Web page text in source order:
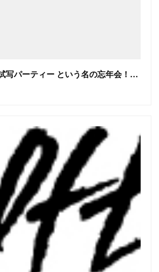
Dvd完成記念試写パーティー という名の忘年会！！！東京